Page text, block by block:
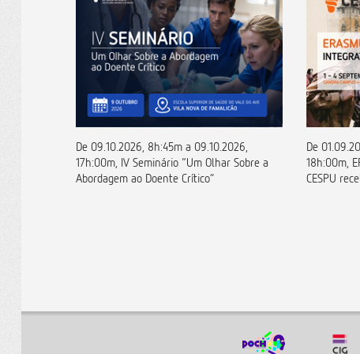
“Um Olhar Sobre a
De 01.09.2026, 9h:00m a 04.09.2026,
18h:00m, ERASMUS+ INTEGRATION WEEK:
CESPU recebe 38 estudantes internacionais